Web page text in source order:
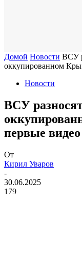
Домой Новости ВСУ
оккупированном
Новости
ВСУ
первые
От
Кирил Уваров
-
30.06.2025
179